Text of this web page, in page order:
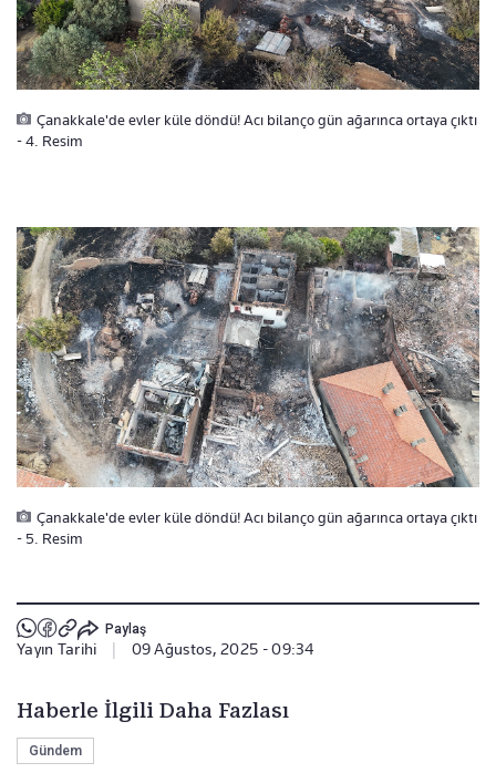
Çanakkale'de evler küle döndü! Acı bilanço gün ağarınca ortaya çıktı
- 4. Resim
Çanakkale'de evler küle döndü! Acı bilanço gün ağarınca ortaya çıktı
- 5. Resim
Paylaş
Yayın Tarihi 09 Ağustos, 2025 - 09:34
Haberle İlgili Daha Fazlası
Gündem